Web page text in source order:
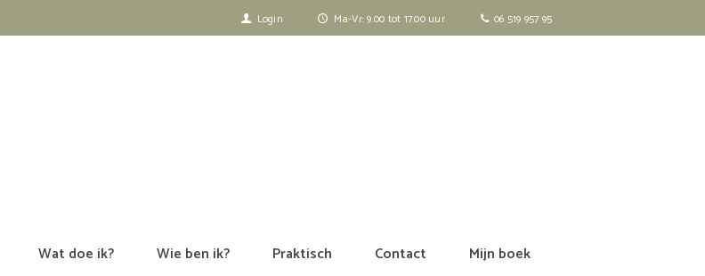
06 519 957 95
Ma-Vr: 9.00 tot 17.00 uur
Login
Wat doe ik? Wie ben ik? Praktisch Contact Mijn boek